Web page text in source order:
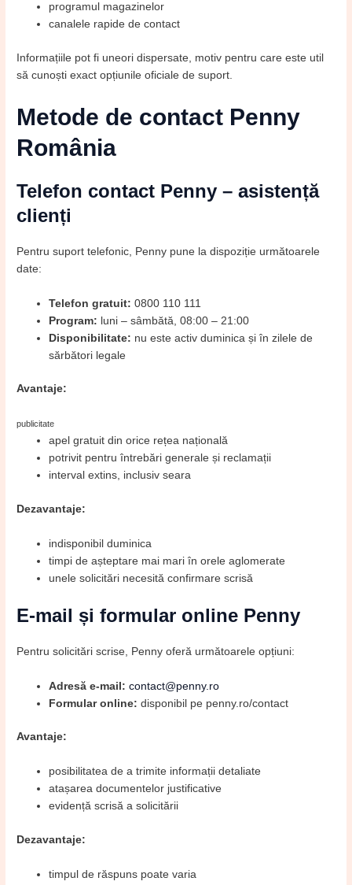
programul magazinelor
canalele rapide de contact
Informațiile pot fi uneori dispersate, motiv pentru care este util
să cunoști exact opțiunile oficiale de suport.
Metode de contact Penny
România
Telefon contact Penny – asistență
clienți
Pentru suport telefonic, Penny pune la dispoziție următoarele
date:
Telefon gratuit: 0800 110 111
Program: luni – sâmbătă, 08:00 – 21:00
Disponibilitate: nu este activ duminica și în zilele de
sărbători legale
Avantaje:
publicitate
apel gratuit din orice rețea națională
potrivit pentru întrebări generale și reclamații
interval extins, inclusiv seara
Dezavantaje:
indisponibil duminica
timpi de așteptare mai mari în orele aglomerate
unele solicitări necesită confirmare scrisă
E-mail și formular online Penny
Pentru solicitări scrise, Penny oferă următoarele opțiuni:
Adresă e-mail: contact@penny.ro
Formular online: disponibil pe penny.ro/contact
Avantaje:
posibilitatea de a trimite informații detaliate
atașarea documentelor justificative
evidență scrisă a solicitării
Dezavantaje:
timpul de răspuns poate varia